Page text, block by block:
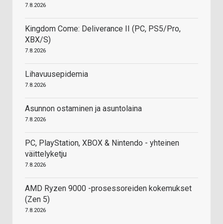
7.8.2026
Kingdom Come: Deliverance II (PC, PS5/Pro,
XBX/S)
7.8.2026
Lihavuusepidemia
7.8.2026
Asunnon ostaminen ja asuntolaina
7.8.2026
PC, PlayStation, XBOX & Nintendo - yhteinen
väittelyketju
7.8.2026
AMD Ryzen 9000 -prosessoreiden kokemukset
(Zen 5)
7.8.2026